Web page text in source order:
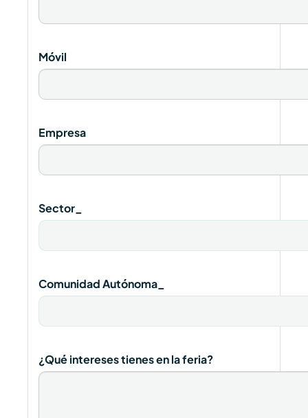
Móvil
Empresa
Sector_
Comunidad Autónoma_
¿Qué intereses tienes en la feria?